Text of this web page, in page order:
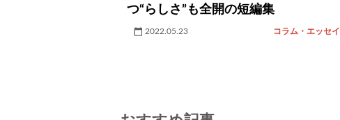
つ“らしさ”も全開の短編集
2022.05.23 コラム・エッセイ